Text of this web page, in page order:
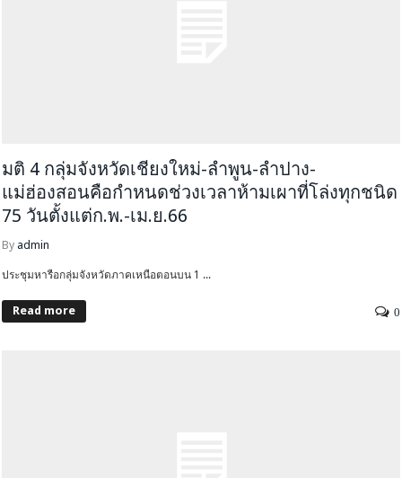
มติ 4 กลุ่มจังหวัดเชียงใหม่-ลำพูน-ลำปาง-
แม่ฮ่องสอนคือกำหนดช่วงเวลาห้ามเผาที่โล่งทุกชนิด
75 วันตั้งแต่ก.พ.-เม.ย.66
By admin
ประชุมหารือกลุ่มจังหวัดภาคเหนือตอนบน 1 ...
Read more 0